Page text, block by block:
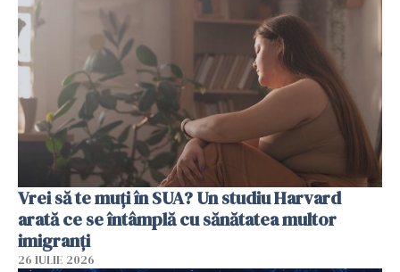
Vrei să te muți în SUA? Un studiu Harvard
arată ce se întâmplă cu sănătatea multor
imigranți
26 IULIE 2026